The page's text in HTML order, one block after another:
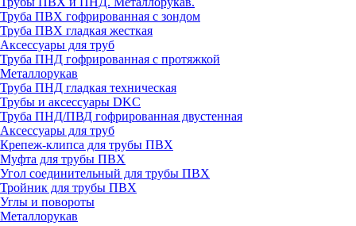
Труба ПВХ гофрированная с зондом
Труба ПВХ гладкая жесткая
Аксессуары для труб
Труба ПНД гофрированная с протяжкой
Металлорукав
Труба ПНД гладкая техническая
Трубы и аксессуары DKC
Труба ПНД/ПВД гофрированная двустенная
Аксессуары для труб
Крепеж-клипса для трубы ПВХ
Муфта для трубы ПВХ
Угол соединительный для трубы ПВХ
Тройник для трубы ПВХ
Углы и повороты
Металлорукав